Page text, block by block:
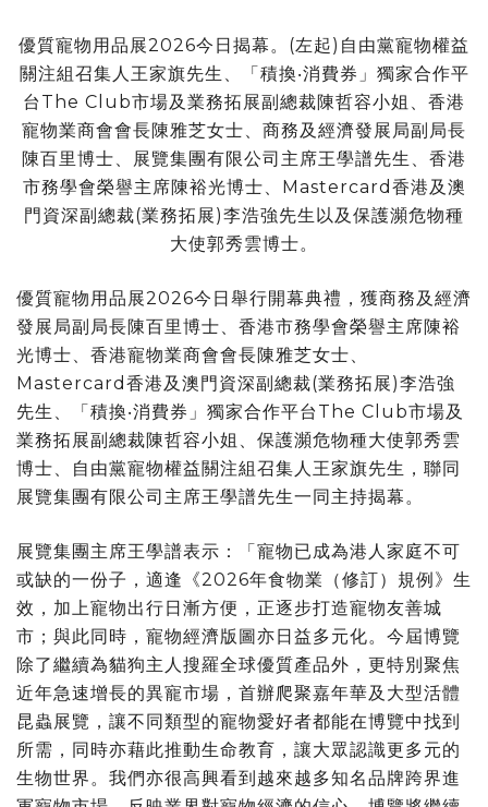
優質寵物用品展2026今日揭幕。(左起)自由黨寵物權益
關注組召集人王家旗先生、「積換‧消費券」獨家合作平
台The Club市場及業務拓展副總裁陳哲容小姐、香港
寵物業商會會長陳雅芝女士、商務及經濟發展局副局長
陳百里博士、展覽集團有限公司主席王學譜先生、香港
市務學會榮譽主席陳裕光博士、Mastercard香港及澳
門資深副總裁(業務拓展)李浩強先生以及保護瀕危物種
大使郭秀雲博士。
優質寵物用品展2026今日舉行開幕典禮，獲商務及經濟
發展局副局長陳百里博士、香港市務學會榮譽主席陳裕
光博士、香港寵物業商會會長陳雅芝女士、
Mastercard香港及澳門資深副總裁(業務拓展)李浩強
先生、「積換‧消費券」獨家合作平台The Club市場及
業務拓展副總裁陳哲容小姐、保護瀕危物種大使郭秀雲
博士、自由黨寵物權益關注組召集人王家旗先生，聯同
展覽集團有限公司主席王學譜先生一同主持揭幕。
展覽集團主席王學譜表示：「寵物已成為港人家庭不可
或缺的一份子，適逢《2026年食物業（修訂）規例》生
效，加上寵物出行日漸方便，正逐步打造寵物友善城
市；與此同時，寵物經濟版圖亦日益多元化。今屆博覽
除了繼續為貓狗主人搜羅全球優質產品外，更特別聚焦
近年急速增長的異寵市場，首辦爬聚嘉年華及大型活體
昆蟲展覽，讓不同類型的寵物愛好者都能在博覽中找到
所需，同時亦藉此推動生命教育，讓大眾認識更多元的
生物世界。我們亦很高興看到越來越多知名品牌跨界進